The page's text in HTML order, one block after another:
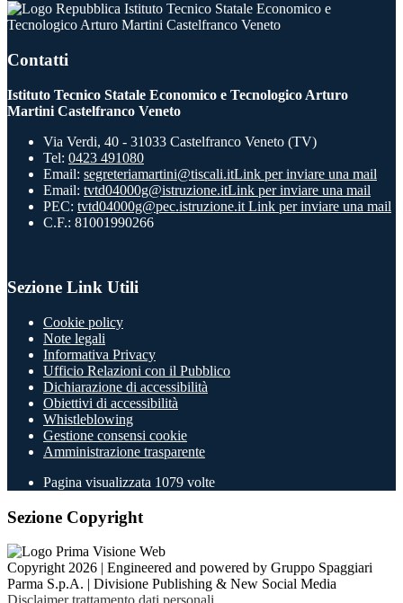
Istituto Tecnico Statale Economico e
Tecnologico Arturo Martini Castelfranco Veneto
Contatti
Istituto Tecnico Statale Economico e Tecnologico Arturo
Martini Castelfranco Veneto
Via Verdi, 40 - 31033 Castelfranco Veneto (TV)
Tel: 0423 491080
Email: segreteriamartini@tiscali.itLink per inviare una mail
Email: tvtd04000g@istruzione.itLink per inviare una mail
PEC: tvtd04000g@pec.istruzione.it Link per inviare una mail
C.F.: 81001990266
Sezione Link Utili
Cookie policy
Note legali
Informativa Privacy
Ufficio Relazioni con il Pubblico
Dichiarazione di accessibilità
Obiettivi di accessibilità
Whistleblowing
Gestione consensi cookie
Amministrazione trasparente
Pagina visualizzata 1079 volte
Sezione Copyright
Copyright 2026 | Engineered and powered by Gruppo Spaggiari
Parma S.p.A. | Divisione Publishing & New Social Media